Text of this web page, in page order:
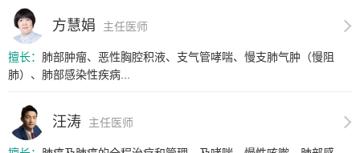
方慧娟 主任医师
擅长： 肺部肿瘤、恶性胸腔积液、支气管哮喘、慢支肺气肿（慢阻
肺）、肺部感染性疾病...
汪涛 主任医师